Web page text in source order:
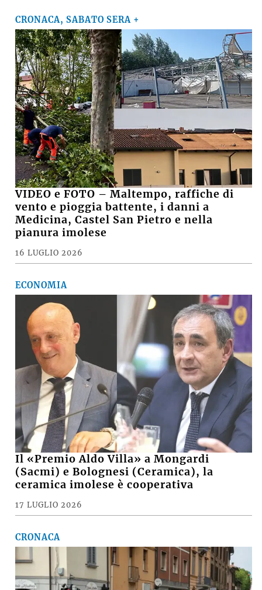
CRONACA, SABATO SERA +
VIDEO e FOTO – Maltempo, raffiche di
vento e pioggia battente, i danni a
Medicina, Castel San Pietro e nella
pianura imolese
16 LUGLIO 2026
ECONOMIA
Il «Premio Aldo Villa» a Mongardi
(Sacmi) e Bolognesi (Ceramica), la
ceramica imolese è cooperativa
17 LUGLIO 2026
CRONACA